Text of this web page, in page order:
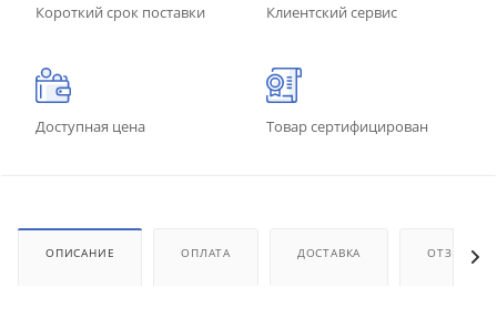
Короткий срок поставки Клиентский сервис
Доступная цена Товар сертифицирован
ОПИСАНИЕ ОПЛАТА ДОСТАВКА ОТЗЫВЫ